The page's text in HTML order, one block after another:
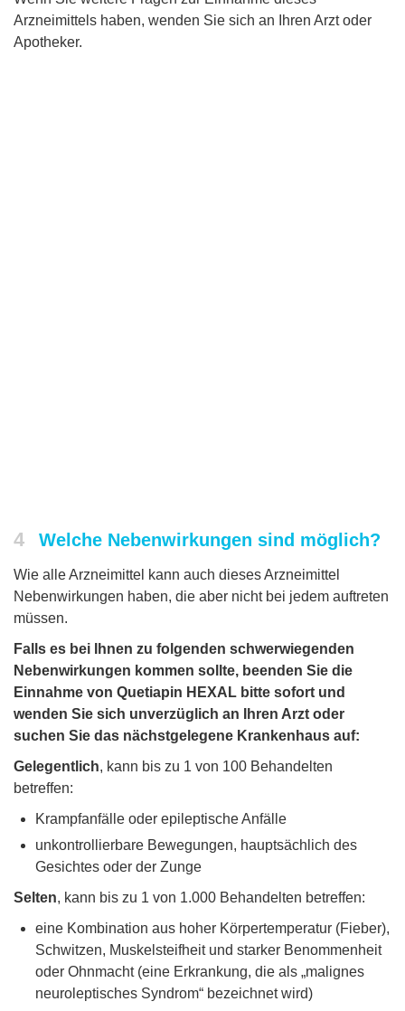
Arzneimittels haben, wenden Sie sich an Ihren Arzt oder
Apotheker.
4 Welche Nebenwirkungen sind möglich?
Wie alle Arzneimittel kann auch dieses Arzneimittel
Nebenwirkungen haben, die aber nicht bei jedem auftreten
müssen.
Falls es bei Ihnen zu folgenden schwerwiegenden
Nebenwirkungen kommen sollte, beenden Sie die
Einnahme von Quetiapin HEXAL bitte sofort und
wenden Sie sich unverzüglich an Ihren Arzt oder
suchen Sie das nächstgelegene Krankenhaus auf:
Gelegentlich, kann bis zu 1 von 100 Behandelten
betreffen:
Krampfanfälle oder epileptische Anfälle
unkontrollierbare Bewegungen, hauptsächlich des
Gesichtes oder der Zunge
Selten, kann bis zu 1 von 1.000 Behandelten betreffen:
eine Kombination aus hoher Körpertemperatur (Fieber),
Schwitzen, Muskelsteifheit und starker Benommenheit
oder Ohnmacht (eine Erkrankung, die als „malignes
neuroleptisches Syndrom“ bezeichnet wird)